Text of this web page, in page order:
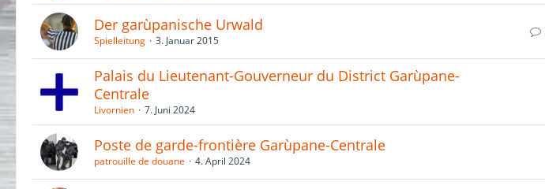
Der garùpanische Urwald
Spielleitung 3. Januar 2015
Palais du Lieutenant-Gouverneur​ du District Garùpane-
Centrale
Livornien 7. Juni 2024
Poste de garde-frontière Garùpane-Centrale
patrouille de douane 4. April 2024